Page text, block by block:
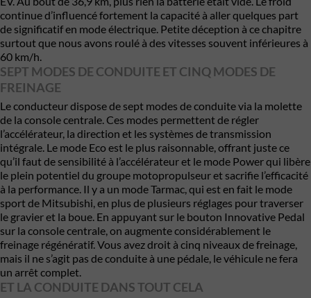
continue d’influencé fortement la capacité à aller quelques part
de significatif en mode électrique. Petite déception à ce chapitre
surtout que nous avons roulé à des vitesses souvent inférieures à
60 km/h.
SEPT MODES DE CONDUITE ET CINQ MODES DE
FREINAGE
Le conducteur dispose de sept modes de conduite via la molette
de la console centrale. Ces modes permettent de régler
l’accélérateur, la direction et les systèmes de transmission
intégrale. Le mode Eco est le plus raisonnable, offrant juste ce
qu’il faut de sensibilité à l’accélérateur et le mode Power qui libère
le plein potentiel du groupe motopropulseur et sacrifie l’efficacité
à la performance. Il y a un mode Tarmac, qui est en fait le mode
sport de Mitsubishi, en plus de plusieurs réglages pour traverser
le gravier et la boue. En appuyant sur le bouton Innovative Pedal
sur la console centrale, on augmente considérablement le
freinage régénératif. Vous avez droit à cinq niveaux de freinage,
mais il ne s’agit pas de conduite à une pédale, le véhicule ne fera
un arrêt complet.
ET LA CONDUITE DANS TOUT CELA